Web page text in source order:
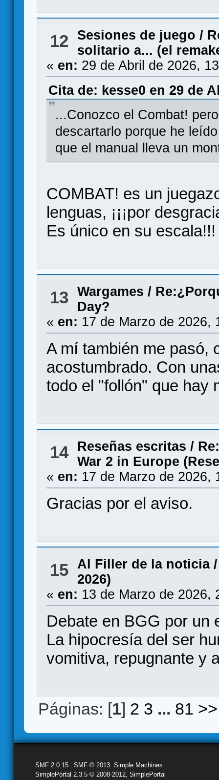
12 Sesiones de juego /
solitario a... (el
« en: 29 de Abril de 2026,
Cita de: kesse0 en 29 de
...Conozco el Combat!
descartarlo porque he
que el manual lleva un
COMBAT! es un
lenguas, ¡¡¡por
Es único en su escala!!!
13 Wargames /
Day?
« en: 17 de Marzo de 2026,
A mí también me pasó,
acostumbrado. Con
todo el "follón" que
14 Reseñas escritas /
War 2 in Europe
« en: 17 de Marzo de 2026,
Gracias por el aviso.
15 Al Filler de la noticia
2026)
« en: 13 de Marzo de 2026,
Debate en BGG por
La hipocresía del ser
vomitiva, repugnante y
Páginas: [1] 2 3 ... 81 >>
SMF 2.0.15 SMF © 2013 Simple Machines
SimplePortal 2.3.5 © 2008-2012, SimplePortal